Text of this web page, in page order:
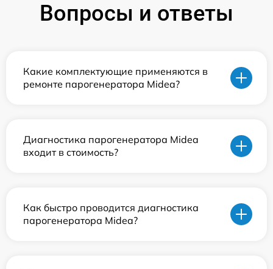
Вопросы и ответы
Какие комплектующие применяются в
ремонте парогенератора Midea?
Диагностика парогенератора Midea
входит в стоимость?
Как быстро проводится диагностика
парогенератора Midea?